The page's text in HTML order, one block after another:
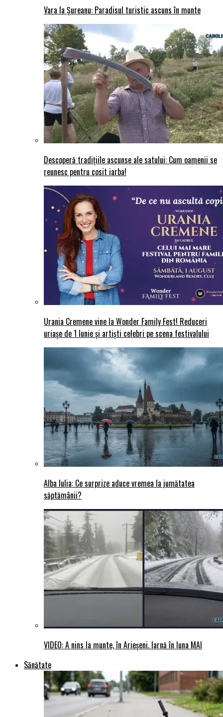
Vara la Șureanu: Paradisul turistic ascuns în munte
Descoperă tradițiile ascunse ale satului: Cum oamenii se
reunesc pentru cosit iarba!
Urania Cremene vine la Wonder Family Fest! Reduceri
uriașe de 1 Iunie și artiști celebri pe scena festivalului
Alba Iulia: Ce surprize aduce vremea la jumătatea
săptămânii?
VIDEO: A nins la munte, în Arieșeni. Iarnă în luna MAI
Sănătate